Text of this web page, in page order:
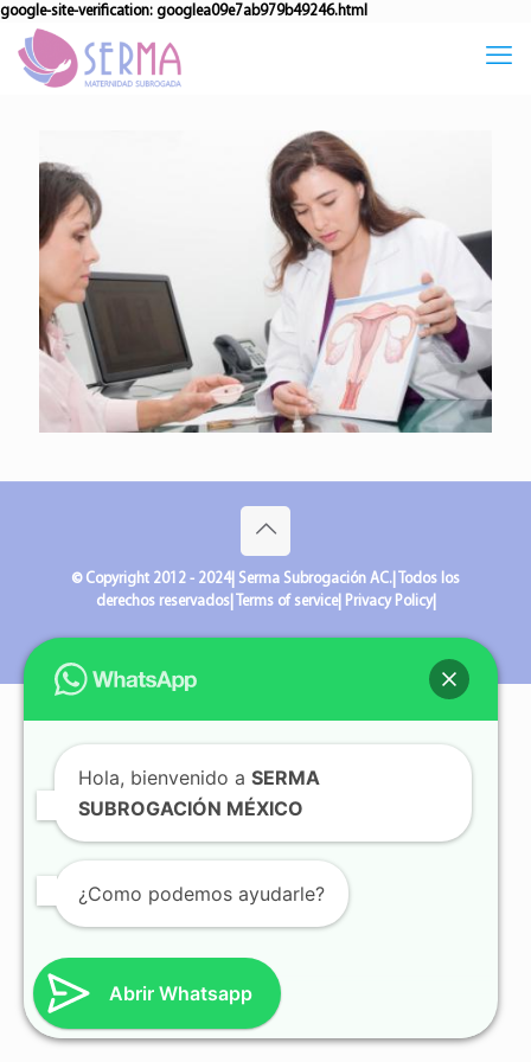
google-site-verification: googlea09e7ab979b49246.html
© Copyright 2012 - 2024| Serma Subrogación AC.| Todos los
derechos reservados| Terms of service| Privacy Policy|
Hola, bienvenido a SERMA
SUBROGACIÓN MÉXICO
¿Como podemos ayudarle?
Abrir Whatsapp